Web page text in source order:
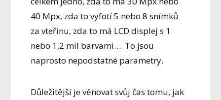
40 Mpx, zda to vyfotí 5 nebo 8 snímků
za vteřinu, zda to má LCD displej s 1
nebo 1,2 mil barvami…. To jsou
naprosto nepodstatné parametry.
Důležitější je věnovat svůj čas tomu, jak